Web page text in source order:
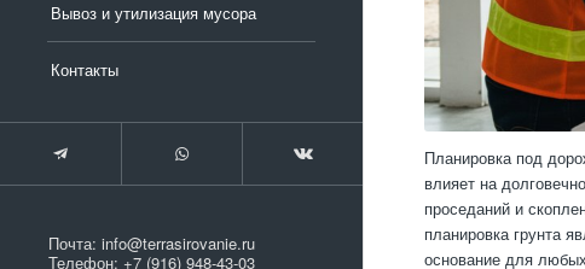
Вывоз и утилизация мусора
Контакты
Почта: info@terrasirovanie.ru
Телефон: +7 (916) 948-43-03
Планировка под
влияет на
проседаний и
планировка грунта
основание для